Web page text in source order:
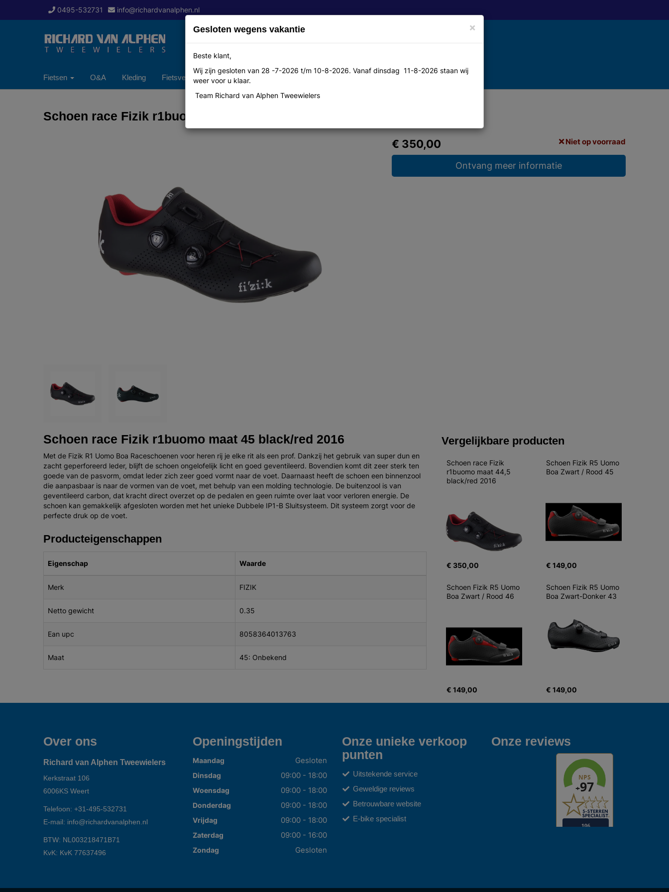
0495-532731 info@richardvanalphen.nl
Fietsen O&A Kleding Fietsverzekering Over ons Contact
Schoen race Fizik r1buomo maat 45 black/red 2016
€ 350,00 Niet op voorraad
Ontvang meer informatie
Schoen race Fizik r1buomo maat 45 black/red 2016
Met de Fizik R1 Uomo Boa Raceschoenen voor heren rij je elke rit als een prof. Dankzij het gebruik van super dun en
zacht geperforeerd leder, blijft de schoen ongelofelijk licht en goed geventileerd. Bovendien komt dit zeer sterk ten
goede van de pasvorm, omdat leder zich zeer goed vormt naar de voet. Daarnaast heeft de schoen een binnenzool
die aanpasbaar is naar de vormen van de voet, met behulp van een molding technologie. De buitenzool is van
geventileerd carbon, dat kracht direct overzet op de pedalen en geen ruimte over laat voor verloren energie. De
schoen kan gemakkelijk afgesloten worden met het unieke Dubbele IP1-B Sluitsysteem. Dit systeem zorgt voor de
perfecte druk op de voet.
Producteigenschappen
Eigenschap Waarde
Merk FIZIK
Netto gewicht 0.35
Ean upc 8058364013763
Maat 45: Onbekend
Vergelijkbare producten
Schoen race Fizik
r1buomo maat 44,5
black/red 2016
€ 350,00
Schoen Fizik R5 Uomo
Boa Zwart / Rood 45
€ 149,00
Schoen Fizik R5 Uomo
Boa Zwart / Rood 46
€ 149,00
Schoen Fizik R5 Uomo
Boa Zwart-Donker 43
€ 149,00
Over ons
Richard van Alphen Tweewielers
Kerkstraat 106
6006KS Weert
Telefoon: +31-495-532731
E-mail: info@richardvanalphen.nl
BTW: NL003218471B71
KvK: KvK 77637496
Openingstijden
Maandag Gesloten
Dinsdag 09:00 - 18:00
Woensdag 09:00 - 18:00
Donderdag 09:00 - 18:00
Vrijdag 09:00 - 18:00
Zaterdag 09:00 - 16:00
Zondag Gesloten
Onze unieke verkoop
punten
Uitstekende service
Geweldige reviews
Betrouwbare website
E-bike specialist
Onze reviews
×
Gesloten wegens vakantie
Beste klant,
Wij zijn gesloten van 28 -7-2026 t/m 10-8-2026. Vanaf dinsdag 11-8-2026 staan wij
weer voor u klaar.
Team Richard van Alphen Tweewielers